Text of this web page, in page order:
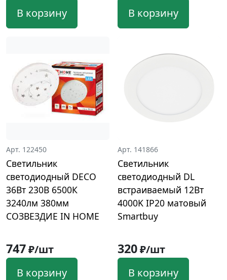
В корзину В корзину
Арт. 122450
Светильник
светодиодный DECO
36Вт 230В 6500К
3240лм 380мм
СОЗВЕЗДИЕ IN HOME
747₽/шт
В корзину
Арт. 141866
Светильник
светодиодный DL
встраиваемый 12Вт
4000K IP20 матовый
Smartbuy
320₽/шт
В корзину